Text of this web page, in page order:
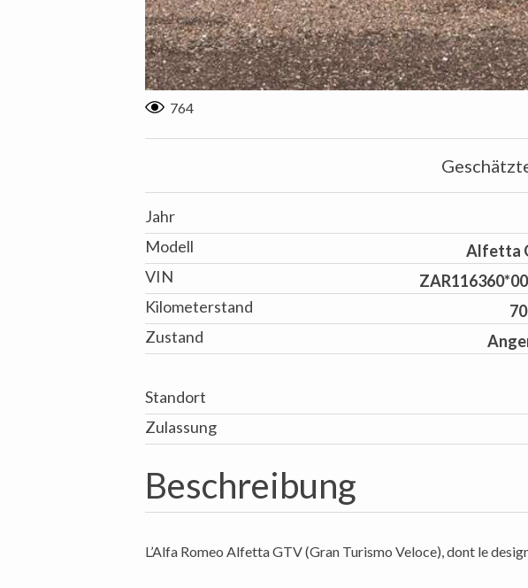
764
Jahr
Modell
Alfetta
VIN
Kilometerstand
Zustand
Standort
Zulassung
Beschreibung
L’Alfa Romeo Alfetta GTV (Gran Turismo Veloce), dont le